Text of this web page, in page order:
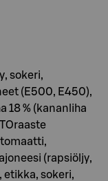
sokeri,
(E500, E450),
18 % (kananliha
tomaatti,
(rapsiöljy,
etikka, sokeri,